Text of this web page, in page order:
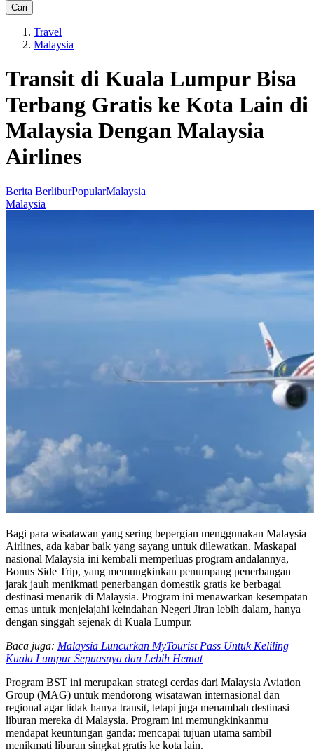
Cari
Travel
Malaysia
Transit di Kuala Lumpur Bisa
Terbang Gratis ke Kota Lain di
Malaysia Dengan Malaysia
Airlines
Berita BerliburPopularMalaysia
Malaysia
Bagi para wisatawan yang sering bepergian menggunakan Malaysia
Airlines, ada kabar baik yang sayang untuk dilewatkan. Maskapai
nasional Malaysia ini kembali memperluas program andalannya,
Bonus Side Trip, yang memungkinkan penumpang penerbangan
jarak jauh menikmati penerbangan domestik gratis ke berbagai
destinasi menarik di Malaysia. Program ini menawarkan kesempatan
emas untuk menjelajahi keindahan Negeri Jiran lebih dalam, hanya
dengan singgah sejenak di Kuala Lumpur.
Baca juga: Malaysia Luncurkan MyTourist Pass Untuk Keliling
Kuala Lumpur Sepuasnya dan Lebih Hemat
Program BST ini merupakan strategi cerdas dari Malaysia Aviation
Group (MAG) untuk mendorong wisatawan internasional dan
regional agar tidak hanya transit, tetapi juga menambah destinasi
liburan mereka di Malaysia. Program ini memungkinkanmu
mendapat keuntungan ganda: mencapai tujuan utama sambil
menikmati liburan singkat gratis ke kota lain.